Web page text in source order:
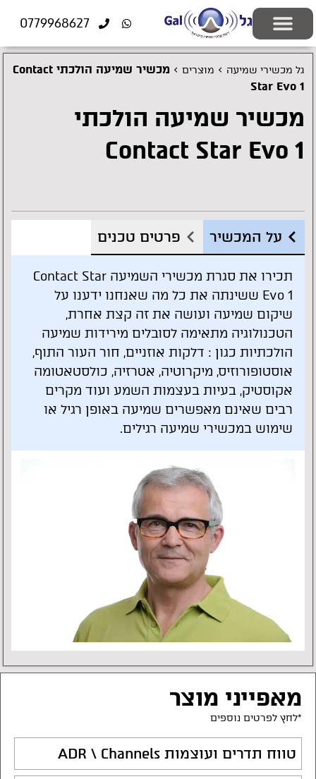
לתוכן
0779968627
גל מכשירי שמיעה > מוצרים >
מכשיר שמיעה הולכתי Contact
Star Evo 1
מכשיר שמיעה הולכתי
Contact Star Evo 1
על המכשיר פרטים טכנים
תכירו את סגרת מכשירי השמיעה Contact Star
Evo 1 ששינתה את כל מה שאנחנו ידענו על
שיקום שמיעה ועושה את זה קצת אחרת,
הטכנולוגיה מתאימה לסובלים מירידות שמיעה
הולכתיות כגון : דלקות אוזניים, חור העור התוף,
אוסטופורוזיס, מיקרוטיה, אטרזיה, כולסטאטומה
אקוסטיק, בעיות בעצמות השמע ועוד מקרים
רבים שאינם מאפשרים שמיעה באופן רגיל או
שימוש במכשירי שמיעה רגילים.
מאפייני מוצר
*לחץ לפרטים נוספים
טווח תדרים ועוצמות ADR \ Channels